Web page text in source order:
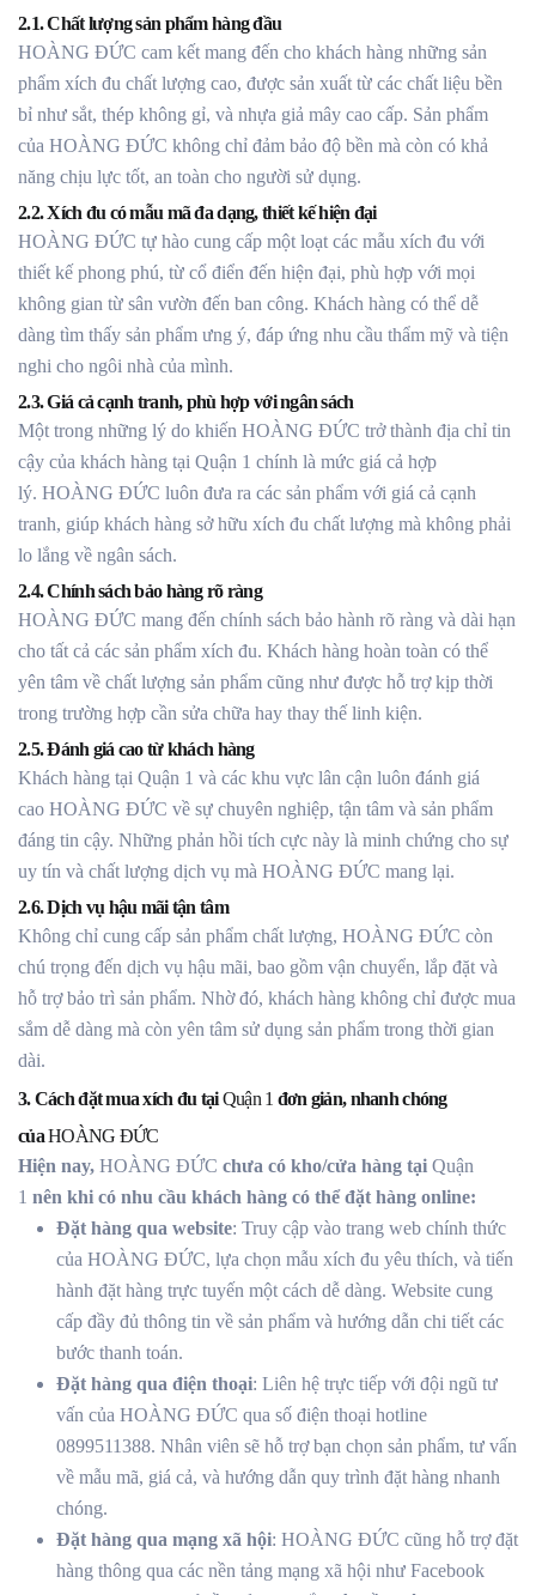
2.1. Chất lượng sản phẩm hàng đầu
HOÀNG ĐỨC cam kết mang đến cho khách hàng những sản
phẩm xích đu chất lượng cao, được sản xuất từ các chất liệu bền
bỉ như sắt, thép không gỉ, và nhựa giả mây cao cấp. Sản phẩm
của HOÀNG ĐỨC không chỉ đảm bảo độ bền mà còn có khả
năng chịu lực tốt, an toàn cho người sử dụng.
2.2. Xích đu có mẫu mã đa dạng, thiết kế hiện đại
HOÀNG ĐỨC tự hào cung cấp một loạt các mẫu xích đu với
thiết kế phong phú, từ cổ điển đến hiện đại, phù hợp với mọi
không gian từ sân vườn đến ban công. Khách hàng có thể dễ
dàng tìm thấy sản phẩm ưng ý, đáp ứng nhu cầu thẩm mỹ và tiện
nghi cho ngôi nhà của mình.
2.3. Giá cả cạnh tranh, phù hợp với ngân sách
Một trong những lý do khiến HOÀNG ĐỨC trở thành địa chỉ tin
cậy của khách hàng tại Quận 1 chính là mức giá cả hợp
lý. HOÀNG ĐỨC luôn đưa ra các sản phẩm với giá cả cạnh
tranh, giúp khách hàng sở hữu xích đu chất lượng mà không phải
lo lắng về ngân sách.
2.4. Chính sách bảo hàng rõ ràng
HOÀNG ĐỨC mang đến chính sách bảo hành rõ ràng và dài hạn
cho tất cả các sản phẩm xích đu. Khách hàng hoàn toàn có thể
yên tâm về chất lượng sản phẩm cũng như được hỗ trợ kịp thời
trong trường hợp cần sửa chữa hay thay thế linh kiện.
2.5. Đánh giá cao từ khách hàng
Khách hàng tại Quận 1 và các khu vực lân cận luôn đánh giá
cao HOÀNG ĐỨC về sự chuyên nghiệp, tận tâm và sản phẩm
đáng tin cậy. Những phản hồi tích cực này là minh chứng cho sự
uy tín và chất lượng dịch vụ mà HOÀNG ĐỨC mang lại.
2.6. Dịch vụ hậu mãi tận tâm
Không chỉ cung cấp sản phẩm chất lượng, HOÀNG ĐỨC còn
chú trọng đến dịch vụ hậu mãi, bao gồm vận chuyển, lắp đặt và
hỗ trợ bảo trì sản phẩm. Nhờ đó, khách hàng không chỉ được mua
sắm dễ dàng mà còn yên tâm sử dụng sản phẩm trong thời gian
dài.
3. Cách đặt mua xích đu tạiQuận 1 đơn giản, nhanh chóng
củaHOÀNG ĐỨC
Hiện nay, HOÀNG ĐỨC chưa có kho/cửa hàng tại Quận
1 nên khi có nhu cầu khách hàng có thể đặt hàng online:
Đặt hàng qua website: Truy cập vào trang web chính thức
của HOÀNG ĐỨC, lựa chọn mẫu xích đu yêu thích, và tiến
hành đặt hàng trực tuyến một cách dễ dàng. Website cung
cấp đầy đủ thông tin về sản phẩm và hướng dẫn chi tiết các
bước thanh toán.
Đặt hàng qua điện thoại: Liên hệ trực tiếp với đội ngũ tư
vấn của HOÀNG ĐỨC qua số điện thoại hotline
0899511388. Nhân viên sẽ hỗ trợ bạn chọn sản phẩm, tư vấn
về mẫu mã, giá cả, và hướng dẫn quy trình đặt hàng nhanh
chóng.
Đặt hàng qua mạng xã hội: HOÀNG ĐỨC cũng hỗ trợ đặt
hàng thông qua các nền tảng mạng xã hội như Facebook